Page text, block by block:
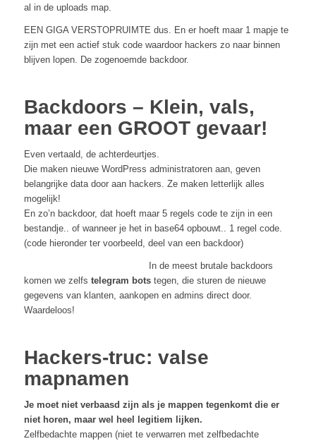
al in de uploads map.
EEN GIGA VERSTOPRUIMTE dus. En er hoeft maar 1 mapje te
zijn met een actief stuk code waardoor hackers zo naar binnen
blijven lopen. De zogenoemde backdoor.
Backdoors – Klein, vals,
maar een GROOT gevaar!
Even vertaald, de achterdeurtjes.
Die maken nieuwe WordPress administratoren aan, geven
belangrijke data door aan hackers. Ze maken letterlijk alles
mogelijk!
En zo’n backdoor, dat hoeft maar 5 regels code te zijn in een
bestandje.. of wanneer je het in base64 opbouwt.. 1 regel code.
(code hieronder ter voorbeeld, deel van een backdoor)
In de meest brutale backdoors
komen we zelfs telegram botstegen, die sturen de nieuwe
gegevens van klanten, aankopen en admins direct door.
Waardeloos!
Hackers-truc: valse
mapnamen
Je moet niet verbaasd zijn als je mappen tegenkomt die er
niet horen, maar wel heel legitiem lijken.
Zelfbedachte mappen (niet te verwarren met zelfbedachte